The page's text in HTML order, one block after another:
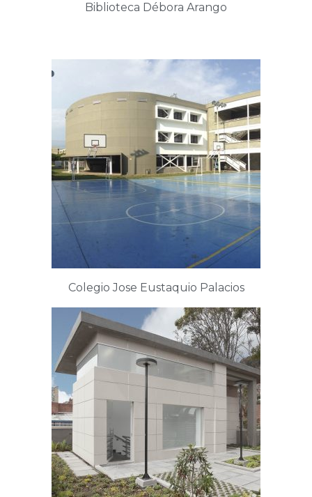
Biblioteca Débora Arango
Colegio Jose Eustaquio Palacios